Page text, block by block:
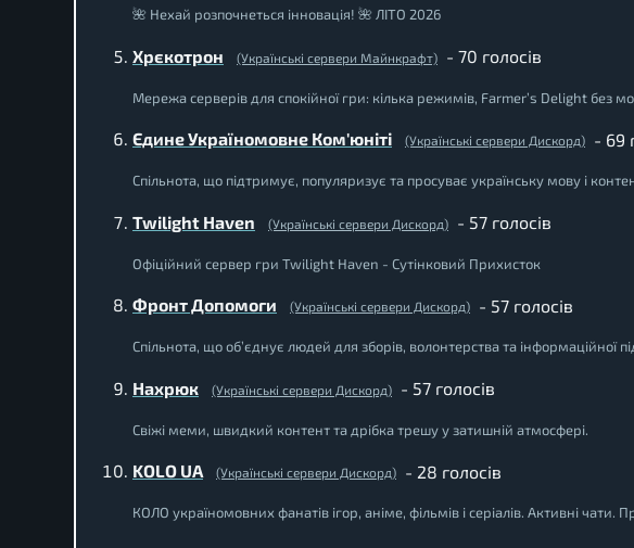
🌺 Нехай розпочнеться інновація! 🌺 ЛІТО 2026
Хрєкотрон (Українські сервери Майнкрафт) - 70 голосів
Мережа серверів для спокійної гри: кілька режимів, Farmer’s Delight без
Єдине Україномовне Ком'юніті (Українські сервери Дискорд) - 69
Спільнота, що підтримує, популяризує та просуває українську мову і
Twilight Haven (Українські сервери Дискорд) - 57 голосів
Офіційний сервер гри Twilight Haven - Сутінковий Прихисток
Фронт Допомоги (Українські сервери Дискорд) - 57 голосів
Спільнота, що об’єднує людей для зборів, волонтерства та
Нахрюк (Українські сервери Дискорд) - 57 голосів
Свіжі меми, швидкий контент та дрібка трешу у затишній атмосфері.
KOLO UA (Українські сервери Дискорд) - 28 голосів
КОЛО україномовних фанатів ігор, аніме, фільмів і серіалів. Активні чати.